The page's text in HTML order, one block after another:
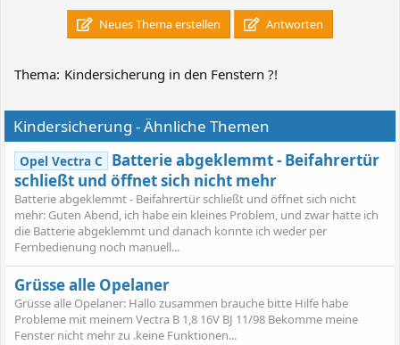
Neues Thema erstellen Antworten
Thema: Kindersicherung in den Fenstern ?!
Kindersicherung - Ähnliche Themen
Opel Vectra C
Batterie abgeklemmt - Beifahrertür
schließt und öffnet sich nicht mehr
Batterie abgeklemmt - Beifahrertür schließt und öffnet sich nicht
mehr: Guten Abend, ich habe ein kleines Problem, und zwar hatte ich
die Batterie abgeklemmt und danach konnte ich weder per
Fernbedienung noch manuell...
Grüsse alle Opelaner
Grüsse alle Opelaner: Hallo zusammen brauche bitte Hilfe habe
Probleme mit meinem Vectra B 1,8 16V BJ 11/98 Bekomme meine
Fenster nicht mehr zu .keine Funktionen...